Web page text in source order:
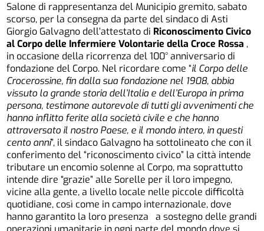
Salone di rappresentanza del Municipio gremito, sabato
scorso, per la consegna da parte del sindaco di Asti
Giorgio Galvagno dell’attestato di Riconoscimento Civico
al Corpo delle Infermiere Volontarie della Croce Rossa ,
in occasione della ricorrenza del 100° anniversario di
fondazione del Corpo. Nel ricordare come “il Corpo delle
Crocerossine, fin dalla sua fondazione nel 1908, abbia
vissuto la grande storia dell’Italia e dell’Europa in prima
persona, testimone autorevole di tutti gli avvenimenti che
hanno inflitto ferite alla società civile e che hanno
attraversato il nostro Paese, e il mondo intero, in questi
cento anni”, il sindaco Galvagno ha sottolineato che con il
conferimento del “riconoscimento civico” la città intende
tributare un encomio solenne al Corpo, ma soprattutto
intende dire “grazie” alle Sorelle per il loro impegno,
vicine alla gente, a livello locale nelle piccole difficoltà
quotidiane, così come in campo internazionale, dove
hanno garantito la loro presenza a sostegno delle grandi